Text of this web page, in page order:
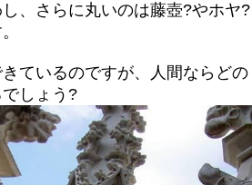
、さらに丸いのは藤壺?やホヤ?
ているのですが、人間ならどの
しょう?